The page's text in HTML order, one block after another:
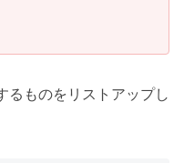
るものをリストアップし